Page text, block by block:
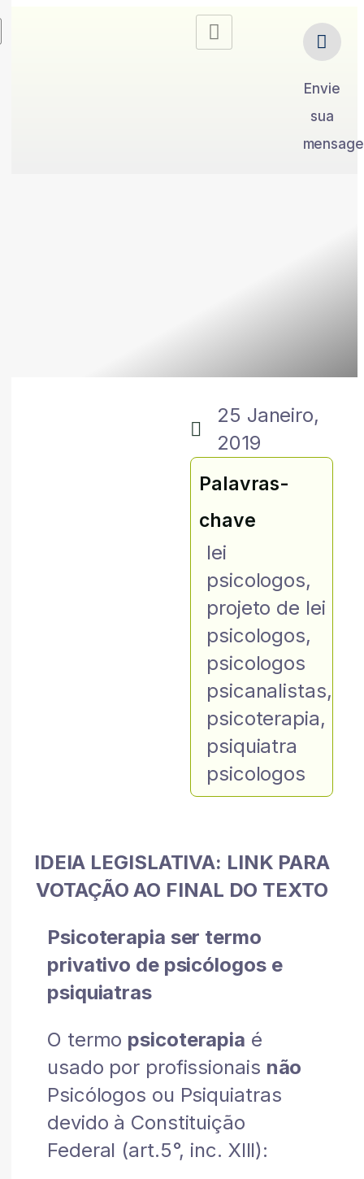
Envie
sua
25 Janeiro,
2019
Palavras-
chave
lei
psicologos,
projeto de lei
psicologos,
psicologos
psicanalistas,
psicoterapia,
psiquiatra
psicologos
IDEIA LEGISLATIVA: LINK PARA
VOTAÇÃO AO FINAL DO TEXTO
Psicoterapia ser termo
privativo de psicólogos e
psiquiatras
O termo psicoterapia é
usado por profissionais não
Psicólogos ou Psiquiatras
devido à Constituição
Federal (art.5°, inc. XIII):